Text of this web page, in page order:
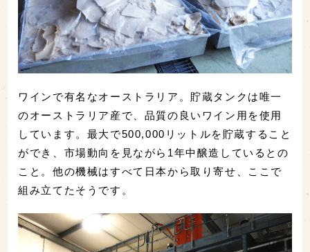
ワインで有名なオーストラリア。貯蔵タンクは唯一
のオーストラリア産で、品質の良いワイン用を使用
しています。最大で500,000リットルを貯蔵すること
ができ、市場動向を見ながら1年中醸造しているとの
こと。他の機械はすべて日本から取り寄せ、ここで
組み立てたそうです。